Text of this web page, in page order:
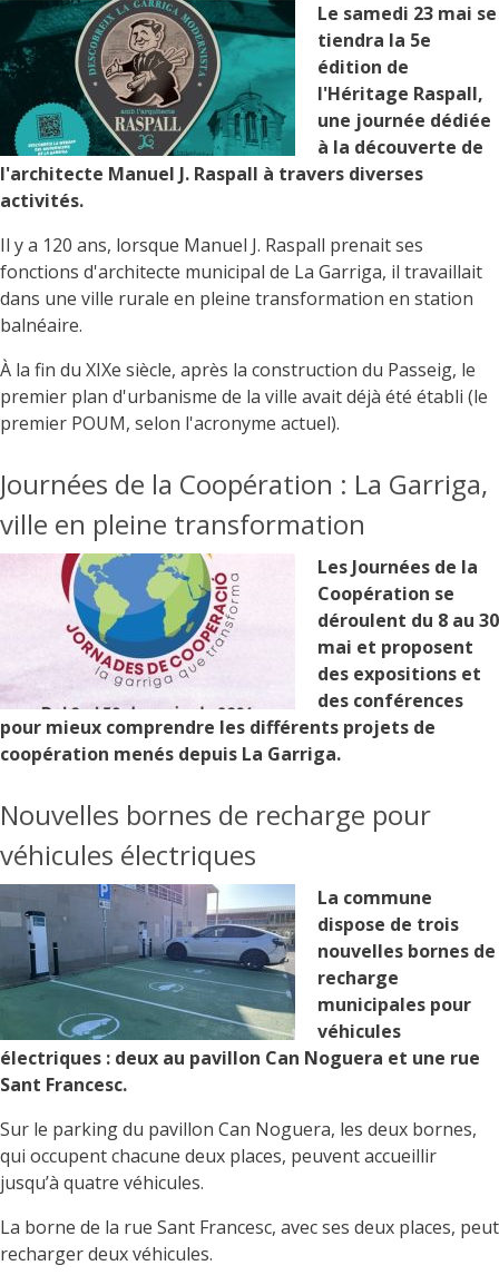
Le samedi 23 mai se
tiendra la 5e
édition de
l'Héritage Raspall,
une journée dédiée
à la découverte de
l'architecte Manuel J. Raspall à travers diverses
activités.
Il y a 120 ans, lorsque Manuel J. Raspall prenait ses
fonctions d'architecte municipal de La Garriga, il travaillait
dans une ville rurale en pleine transformation en station
balnéaire.
À la fin du XIXe siècle, après la construction du Passeig, le
premier plan d'urbanisme de la ville avait déjà été établi (le
premier POUM, selon l'acronyme actuel).
Journées de la Coopération : La Garriga,
ville en pleine transformation
Les Journées de la
Coopération se
déroulent du 8 au 30
mai et proposent
des expositions et
des conférences
pour mieux comprendre les différents projets de
coopération menés depuis La Garriga.
Nouvelles bornes de recharge pour
véhicules électriques
La commune
dispose de trois
nouvelles bornes de
recharge
municipales pour
véhicules
électriques : deux au pavillon Can Noguera et une rue
Sant Francesc.
Sur le parking du pavillon Can Noguera, les deux bornes,
qui occupent chacune deux places, peuvent accueillir
jusqu’à quatre véhicules.
La borne de la rue Sant Francesc, avec ses deux places, peut
recharger deux véhicules.